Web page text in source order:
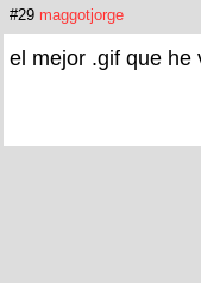
#29 maggotjorge
el mejor .gif que he